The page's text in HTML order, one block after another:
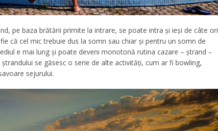
pe baza brătării primite la intrare, se poate intra și ieși de câte ori
că cel mic trebuie dus la somn sau chiar și pentru un somn de
e mai lung și poate deveni monotonă rutina cazare – ștrand –
se găsesc o serie de alte activități, cum ar fi bowling,
sejurului.